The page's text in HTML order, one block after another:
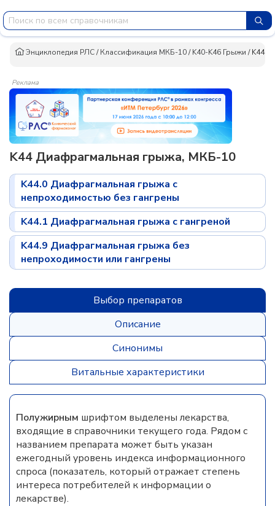
Энциклопедия РЛС/Классификация МКБ-10/K40-K46 Грыжи /K44
Реклама
K44 Диафрагмальная грыжа, МКБ-10
K44.0 Диафрагмальная грыжа с
непроходимостью без гангрены
K44.1 Диафрагмальная грыжа с гангреной
K44.9 Диафрагмальная грыжа без
непроходимости или гангрены
Выбор препаратов
Описание
Синонимы
Витальные характеристики
Полужирным шрифтом выделены лекарства,
входящие в справочники текущего года. Рядом с
названием препарата может быть указан
ежегодный уровень индекса информационного
спроса (показатель, который отражает степень
интереса потребителей к информации о
лекарстве).